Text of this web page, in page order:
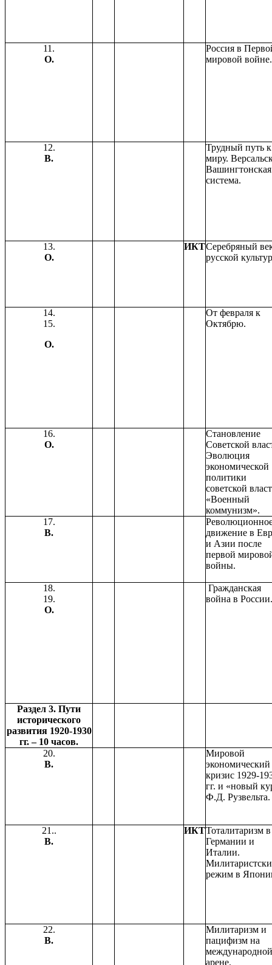
11.
О.
Россия в
мировой войне.
12.
В.
Трудный путь к
миру.
Вашингтонская
система.
13.
О.
ИКТСеребряный
русской
14.
15.
О.
От февраля к
Октябрю.
16.
О.
Становление
Советской
Эволюция
экономической
политики
советской
«Военный
коммунизм».
17.
В.
движение в
и Азии после
первой
войны.
18.
19.
О.
Гражданская
война в России.
Раздел 3. Пути
исторического
развития 1920-1930
гг. – 10 часов.
20.
В.
Мировой
экономический
кризис 1929-
гг. и «новый
Ф.Д. Рузвельта.
21..
В.
ИКТТоталитаризм в
Германии и
Италии.
режим в
22.
В.
Милитаризм и
пацифизм на
международной
арене.